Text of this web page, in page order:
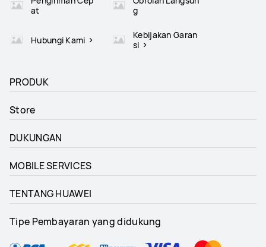
at
g
Hubungi Kami
Kebijakan Garan
si
PRODUK
Store
DUKUNGAN
MOBILE SERVICES
TENTANG HUAWEI
Tipe Pembayaran yang didukung